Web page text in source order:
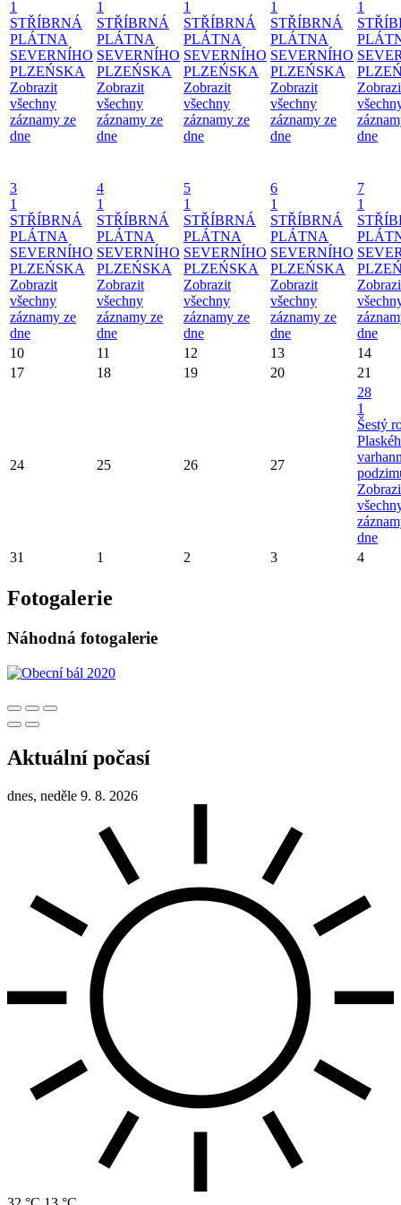
1
STŘÍBRNÁ
PLÁTNA
SEVERNÍHO
PLZEŃSKA
Zobrazit
všechny
záznamy ze
dne
1
STŘÍBRNÁ
PLÁTNA
SEVERNÍHO
PLZEŃSKA
Zobrazit
všechny
záznamy ze
dne
1
STŘÍBRNÁ
PLÁTNA
SEVERNÍHO
PLZEŃSKA
Zobrazit
všechny
záznamy ze
dne
1
STŘÍBRNÁ
PLÁTNA
SEVERNÍHO
PLZEŃSKA
Zobrazit
všechny
záznamy ze
dne
1
dne
3
1
STŘÍBRNÁ
PLÁTNA
SEVERNÍHO
PLZEŃSKA
Zobrazit
všechny
záznamy ze
dne
4
1
STŘÍBRNÁ
PLÁTNA
SEVERNÍHO
PLZEŃSKA
Zobrazit
všechny
záznamy ze
dne
5
1
STŘÍBRNÁ
PLÁTNA
SEVERNÍHO
PLZEŃSKA
Zobrazit
všechny
záznamy ze
dne
6
1
STŘÍBRNÁ
PLÁTNA
SEVERNÍHO
PLZEŃSKA
Zobrazit
všechny
záznamy ze
dne
7
1
dne
10
11 12 13
14
17
18 19 20 21
24 25 26 27
28
1
Šestý
dne
31
1 2 3 4
Fotogalerie
Náhodná fotogalerie
Aktuální počasí
dnes, neděle 9. 8. 2026